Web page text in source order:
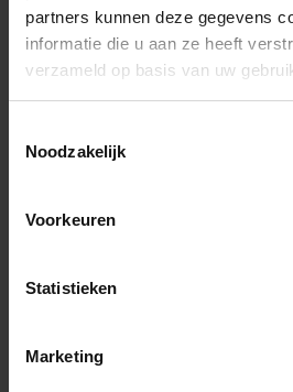
partners kunnen deze gegevens
informatie die u aan ze heeft
verzameld op basis van uw
Noodzakelijk
Voorkeuren
Statistieken
Marketing